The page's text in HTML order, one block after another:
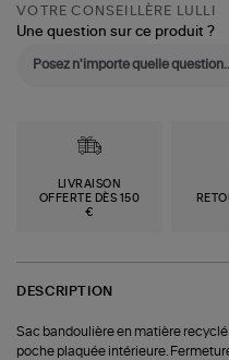
VOTRE CONSEILLÈRE LULLI
Une question sur ce produit ?
LIVRAISON
OFFERTE DÈS 150
€
DESCRIPTION
Sac bandoulière en matière
poche plaquée intérieure.